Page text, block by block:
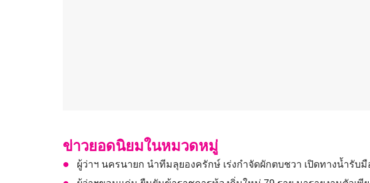
ข่าวยอดนิยมในหมวดหมู่
ผู้ว่าฯ นครนายก นำทีมลุยองครักษ์ เร่งกำจัดผักตบชวา เปิดทางน้ำรับ